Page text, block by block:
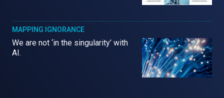
MAPPING IGNORANCE
We are not ‘in the singularity’ with
AI.